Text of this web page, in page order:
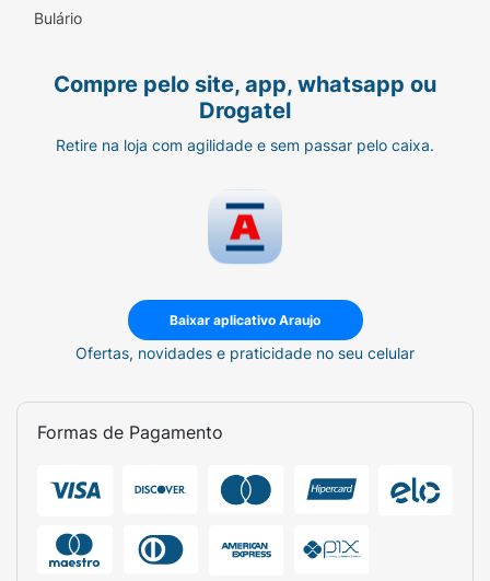
Propriedades:
protetora na pele
- Acalma as sensações de desconforto e
- Recomendado para peles secas e
extremamente ressecadas
ativos orgânicos, como o Óleo Destilado de
Girassol e Perseose® de Abacate,
provenientes de uma cadeia de
- Frasco 100% reciclado e reciclável,
francês
- Desenvolvido na França a partir de 75 anos
Bulário
Compre pelo site, app, whatsapp ou
Drogatel
Retire na loja com agilidade e sem passar pelo caixa.
Baixar aplicativo Araujo
Ofertas, novidades e praticidade no seu celular
Formas de Pagamento